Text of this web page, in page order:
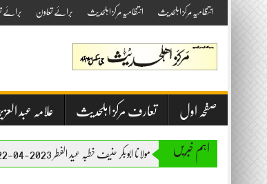
Skip
to
content
انتظامیہ مرکز اہلحدیث انتظامیہ مرکز اہلحدیث برائے تعاون برائے
صفحہ اول تعارف مرکز اہلحدیث علامہ عبد
اہم خبریں
مولانا ابوبکر حنیف خطبہ عید الفطر 2023-04-22